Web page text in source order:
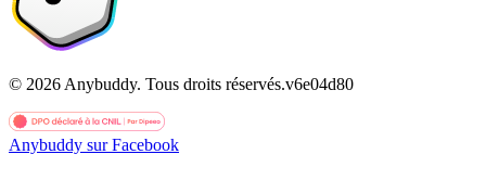
© 2026 Anybuddy. Tous droits réservés.v6e04d80
Anybuddy sur Facebook